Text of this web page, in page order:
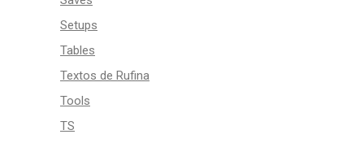
Setups
Tables
Textos de Rufina
Tools
TS